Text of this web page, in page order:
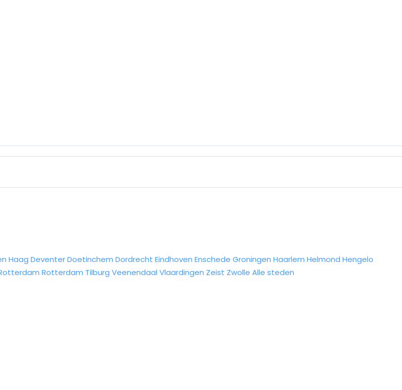
Haag DeventerDoetinchem Dordrecht Eindhoven Enschede Groningen Haarlem Helmond Hengelo
Rotterdam Tilburg Veenendaal Vlaardingen Zeist Zwolle Alle steden